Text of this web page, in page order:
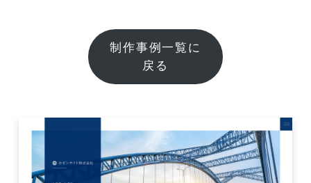
制作事例一覧に
戻る